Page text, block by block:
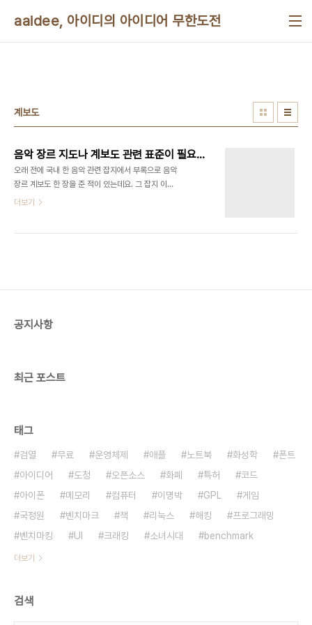
aaidee, 아이디의 아이디어 무한도전
계보도
음악 장르 지도나 계보도 관련 표준이 필요하다
오래 전에 국내 한 음악 관련 잡지에서 부록으로 음악
장르 계보도 한 장을 준 적이 있는데요. 그 잡지 이름
이 잘 기억나지 않습니다. 혹시 무슨 잡지였는지 아시
색해보니 엠펙 규약에 있는 것 같고 장르 자동 결정하
더보기
공지사항
최근 포스트
태그
검열 무료 운영체제 애플 노트북 화성학
폰트
아이디어
도청 오픈소스 화폐 특허
코드
아이폰
메모리 컴퓨터 이명박 GPL
게임
국정원
벤치마크 책 리눅스 해킹
프로그래밍
벤치마킹
UI 크래킹 소녀시대 benchmark
더보기
검색